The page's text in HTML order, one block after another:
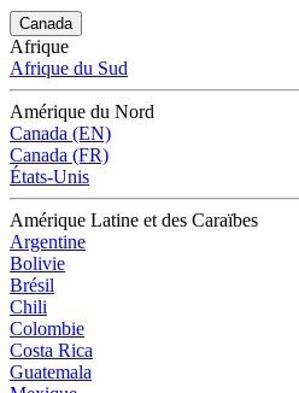
Canada
Afrique
Afrique du Sud
Amérique du Nord
Canada (EN)
Canada (FR)
États-Unis
Amérique Latine et des Caraïbes
Argentine
Bolivie
Brésil
Chili
Colombie
Costa Rica
Guatemala